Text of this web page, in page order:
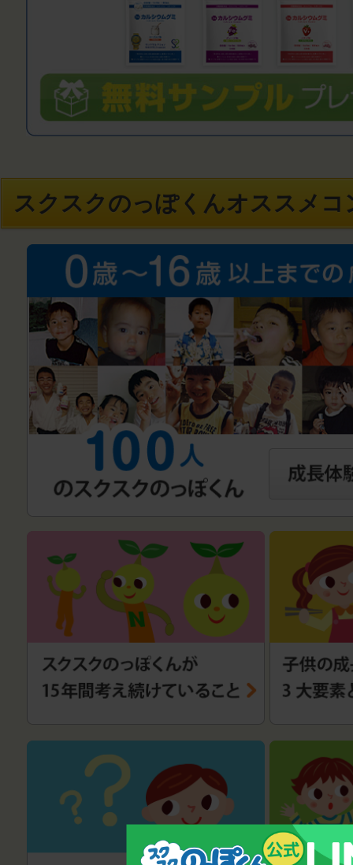
スクスクのっぽくんオススメコ